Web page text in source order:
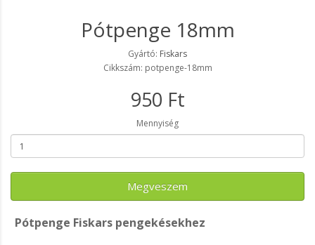
Pótpenge 18mm
Gyártó: Fiskars
Cikkszám: potpenge-18mm
950 Ft
Mennyiség
Megveszem
Pótpenge Fiskars pengekésekhez